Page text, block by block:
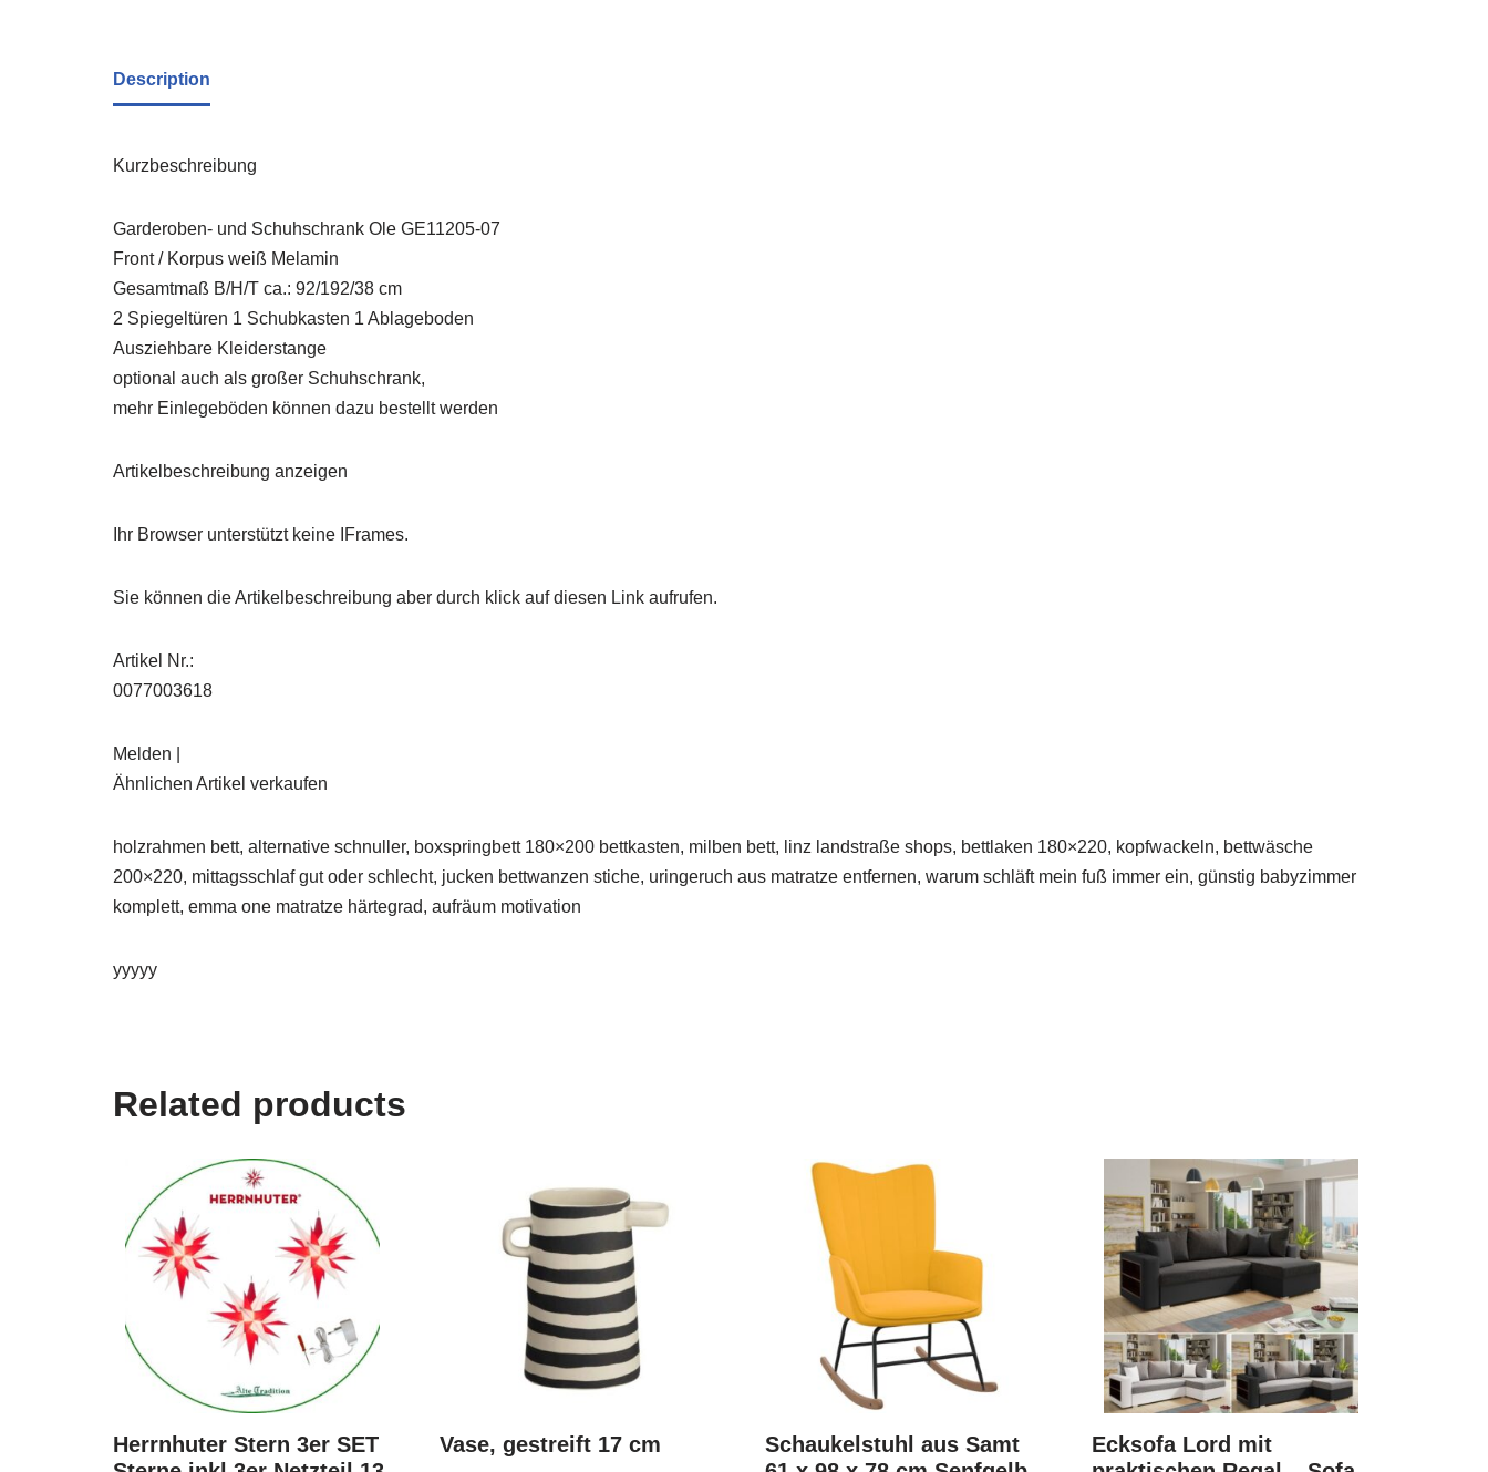
Description
Kurzbeschreibung
Garderoben- und Schuhschrank Ole GE11205-07
Front / Korpus weiß Melamin
Gesamtmaß B/H/T ca.: 92/192/38 cm
2 Spiegeltüren 1 Schubkasten 1 Ablageboden
Ausziehbare Kleiderstange
optional auch als großer Schuhschrank,
mehr Einlegeböden können dazu bestellt werden
Artikelbeschreibung anzeigen
Ihr Browser unterstützt keine IFrames.
Sie können die Artikelbeschreibung aber durch klick auf diesen Link aufrufen.
Artikel Nr.:
0077003618
Melden |
Ähnlichen Artikel verkaufen
holzrahmen bett, alternative schnuller, boxspringbett 180×200 bettkasten, milben bett, linz landstraße shops, bettlaken 180×220, kopfwackeln, bettwäsche
200×220, mittagsschlaf gut oder schlecht, jucken bettwanzen stiche, uringeruch aus matratze entfernen, warum schläft mein fuß immer ein, günstig babyzimmer
komplett, emma one matratze härtegrad, aufräum motivation
yyyyy
Related products
Herrnhuter Stern 3er SET
Vase, gestreift 17 cm
Schaukelstuhl aus Samt
Ecksofa Lord mit